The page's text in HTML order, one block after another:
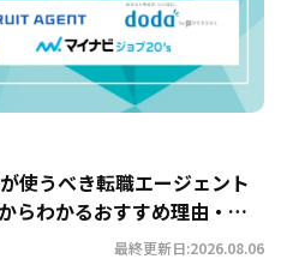
使うべき転職エージェント
らわかるおすすめ理由・サ
最終更新日:2026.08.06